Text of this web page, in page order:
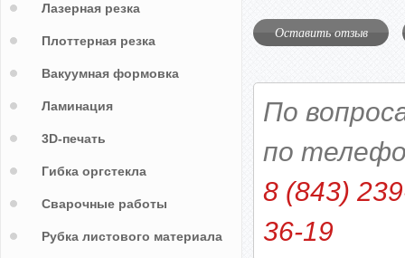
Оставить отзыв
По
по
8 (843)
36-19
Лазерная резка
Плоттерная резка
Вакуумная формовка
Ламинация
3D-печать
Гибка оргстекла
Сварочные работы
Рубка листового материала